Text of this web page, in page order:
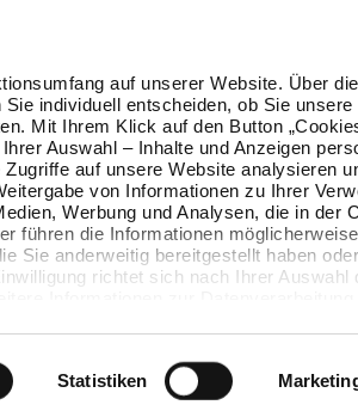
auf unserer Website. Über
Sie individuell entscheiden, ob Sie unsere
Mit Ihrem Klick auf den Button
Auswahl – Inhalte und Anzeigen
auf unsere Website analysieren
von Informationen zu Ihrer
Werbung und Analysen, die in der
führen die Informationen
Sie anderweitig bereitgestellt haben
richtet sich nach Ihrer Auswahl
die Zulässigkeit der vorherigen
Statistiken